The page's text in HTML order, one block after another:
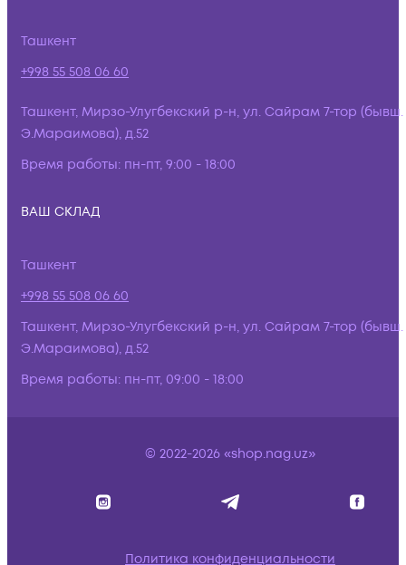
Ташкент
+998 55 508 06 60
Ташкент, Мирзо-Улугбекский р-н, ул. Сайрам 7-тор (бывш.
Э.Мараимова), д.52
Время работы: пн-пт, 9:00 - 18:00
ВАШ СКЛАД
Ташкент
+998 55 508 06 60
Ташкент, Мирзо-Улугбекский р-н, ул. Сайрам 7-тор (бывш.
Э.Мараимова), д.52
Время работы: пн-пт, 09:00 - 18:00
© 2022-2026 «shop.nag.uz»
Политика конфиденциальности